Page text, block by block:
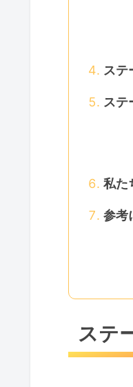
ステ
ステ
私た
参考
ステ